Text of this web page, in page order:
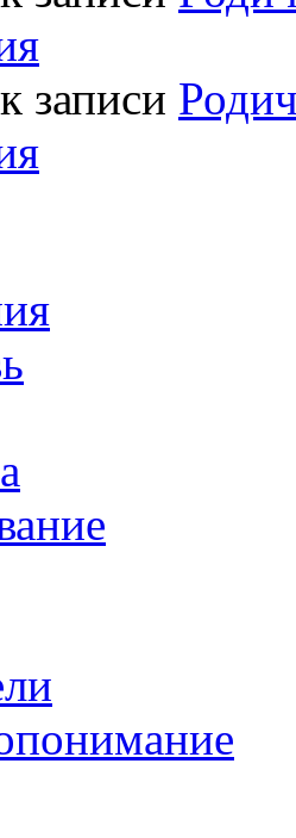
к записи